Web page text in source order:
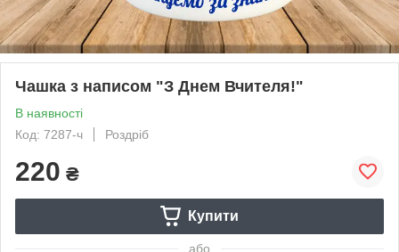
Чашка з написом "З Днем Вчителя!"
В наявності
Код: 7287-ч
Роздріб
220 ₴
Купити
або